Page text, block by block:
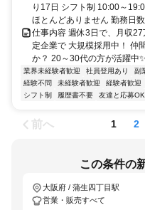
り17日 シフト制 10:00～
ほとんどありません 勤務日
仕事内容 週休3日で、月収
定企業で 大規模採用中！ 仲
か？ 20～30代の方が活躍中
業界未経験者歓迎 社員登用あり 副
経験不問
未経験者歓迎 経験者歓迎
シフト制
履歴書不要 友達と応募OK
前へ 1 2
この条件の
大阪府 / 蒲生四丁目駅
営業・販売すべて